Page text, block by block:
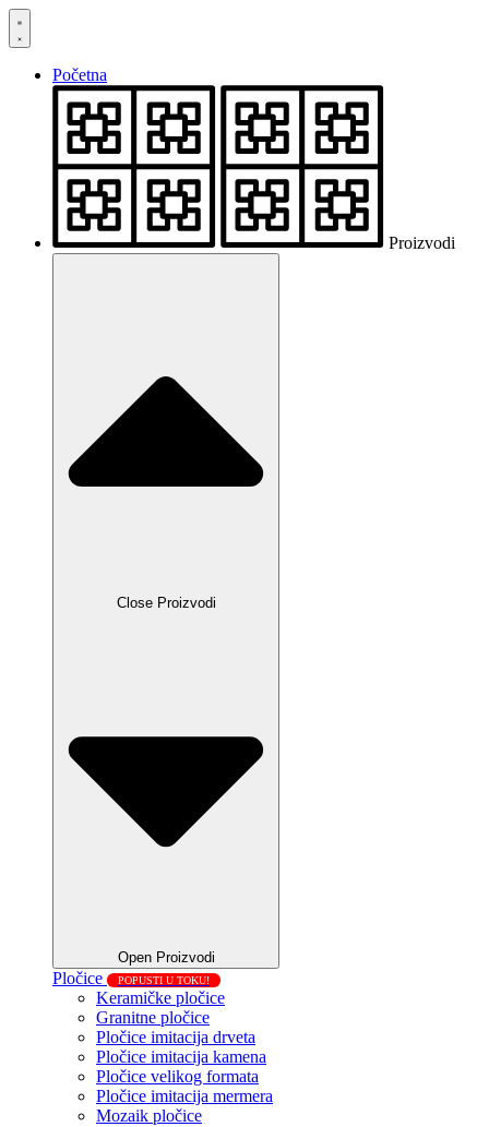
Skočite
na
Početna
Proizvodi
Close Proizvodi
Open Proizvodi
Pločice POPUSTI U TOKU!
Keramičke pločice
Granitne pločice
Pločice imitacija drveta
Pločice imitacija kamena
Pločice velikog formata
Pločice imitacija mermera
Mozaik pločice